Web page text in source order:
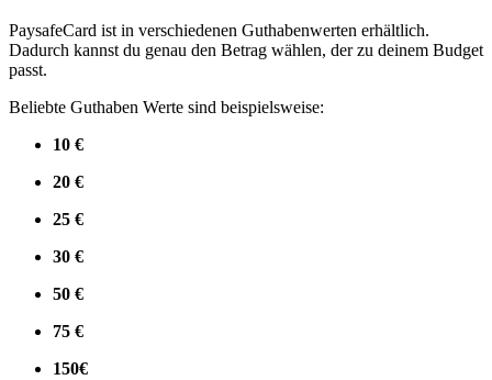
PaysafeCard ist in verschiedenen Guthabenwerten erhältlich.
Dadurch kannst du genau den Betrag wählen, der zu deinem Budget
passt.
Beliebte Guthaben Werte sind beispielsweise:
10 €
20 €
25 €
30 €
50 €
75 €
150€